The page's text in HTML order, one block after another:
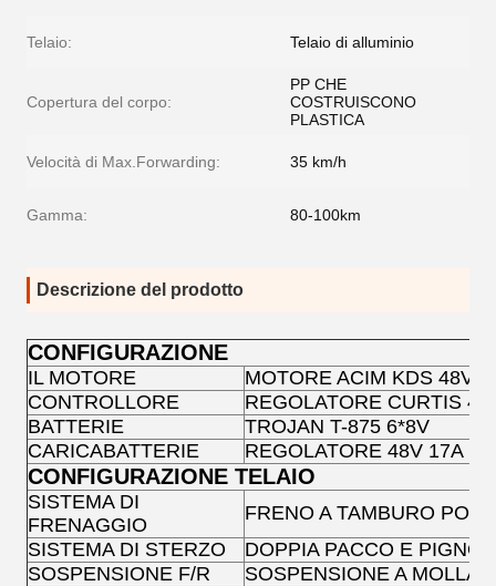
Telaio: Telaio di alluminio
Copertura del corpo:
PP CHE
COSTRUISCONO
PLASTICA
Velocità di Max.Forwarding: 35 km/h
Gamma: 80-100km
Descrizione del prodotto
CONFIGURAZIONE
IL MOTORE
MOTORE ACIM KDS 48V
CONTROLLORE
REGOLATORE CURTIS
BATTERIE
TROJAN T-875 6*8V
CARICABATTERIE
REGOLATORE 48V 17A
CONFIGURAZIONE TELAIO
SISTEMA DI
FRENAGGIO
FRENO A TAMBURO
SISTEMA DI STERZO
DOPPIA PACCO E
SOSPENSIONE F/R
SOSPENSIONE A MOLLA